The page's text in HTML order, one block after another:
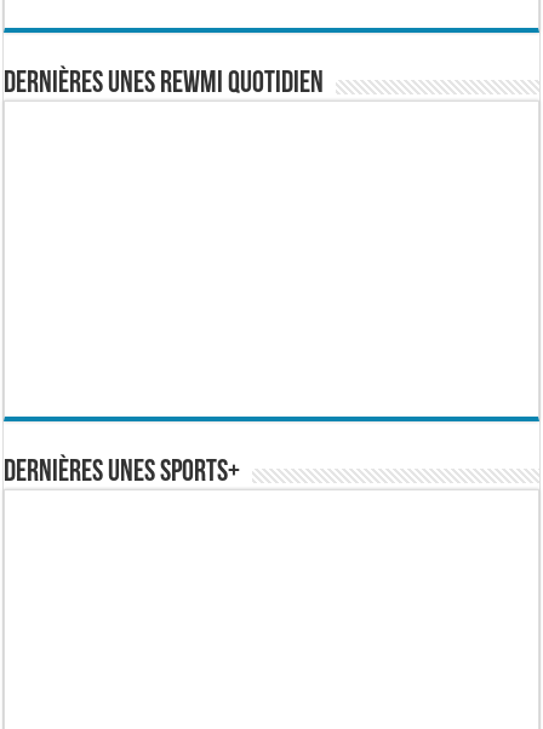
Dernières Unes Rewmi Quotidien
Dernières Unes Sports+